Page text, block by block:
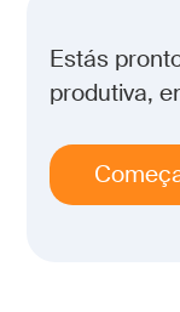
Estás
produtiva,